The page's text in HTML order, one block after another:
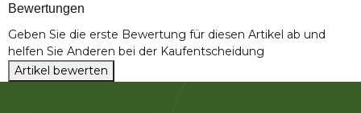
Bewertungen
Geben Sie die erste Bewertung für diesen Artikel ab und
helfen Sie Anderen bei der Kaufentscheidung
Artikel bewerten